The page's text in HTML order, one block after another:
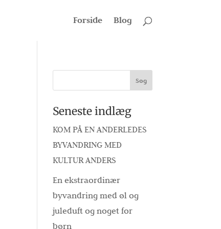
Forside Blog
Seneste indlæg
KOM PÅ EN ANDERLEDES
BYVANDRING MED
KULTUR ANDERS
En ekstraordinær
byvandring med øl og
juleduft og noget for
børn